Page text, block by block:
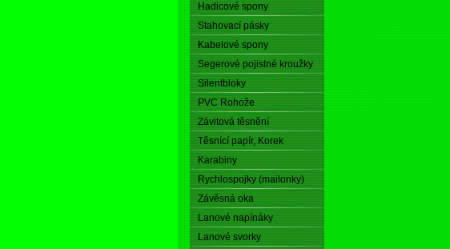
Hadicové spony
Stahovací pásky
Kabelové spony
Segerové pojistné kroužky
Silentbloky
PVC Rohože
Závitová těsnění
Těsnící papír, Korek
Karabiny
Rychlospojky (mailonky)
Závěsná oka
Lanové napínáky
Lanové svorky